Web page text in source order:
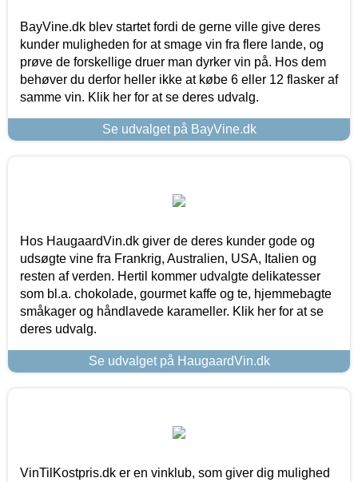
BayVine.dk blev startet fordi de gerne ville give deres
kunder muligheden for at smage vin fra flere lande, og
prøve de forskellige druer man dyrker vin på. Hos dem
behøver du derfor heller ikke at købe 6 eller 12 flasker af
samme vin. Klik her for at se deres udvalg.
Se udvalget på BayVine.dk
Hos HaugaardVin.dk giver de deres kunder gode og
udsøgte vine fra Frankrig, Australien, USA, Italien og
resten af verden. Hertil kommer udvalgte delikatesser
som bl.a. chokolade, gourmet kaffe og te, hjemmebagte
småkager og håndlavede karameller. Klik her for at se
deres udvalg.
Se udvalget på HaugaardVin.dk
VinTilKostpris.dk er en vinklub, som giver dig mulighed